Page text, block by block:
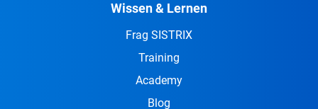
Wissen & Lernen
Frag SISTRIX
Training
Academy
Blog